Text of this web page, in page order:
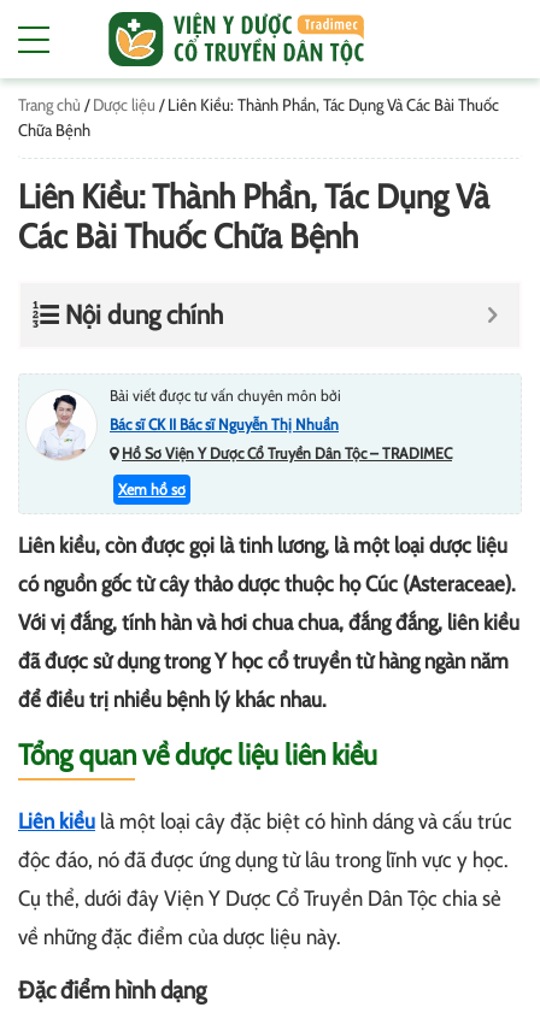
Trang chủ /Dược liệu /Liên Kiều: Thành Phần, Tác Dụng Và Các Bài Thuốc
Chữa Bệnh
Liên Kiều: Thành Phần, Tác Dụng Và
Các Bài Thuốc Chữa Bệnh
Nội dung chính
Bài viết được tư vấn chuyên môn bởi
Bác sĩ CK II Bác sĩ Nguyễn Thị Nhuần
Hồ Sơ Viện Y Dược Cổ Truyền Dân Tộc – TRADIMEC
Xem hồ sơ
Liên kiều, còn được gọi là tinh lương, là một loại dược liệu
có nguồn gốc từ cây thảo dược thuộc họ Cúc (Asteraceae).
Với vị đắng, tính hàn và hơi chua chua, đắng đắng, liên kiều
đã được sử dụng trong Y học cổ truyền từ hàng ngàn năm
để điều trị nhiều bệnh lý khác nhau.
Tổng quan về dược liệu liên kiều
Liên kiều là một loại cây đặc biệt có hình dáng và cấu trúc
độc đáo, nó đã được ứng dụng từ lâu trong lĩnh vực y học.
Cụ thể, dưới đây Viện Y Dược Cổ Truyền Dân Tộc chia sẻ
về những đặc điểm của dược liệu này.
Đặc điểm hình dạng